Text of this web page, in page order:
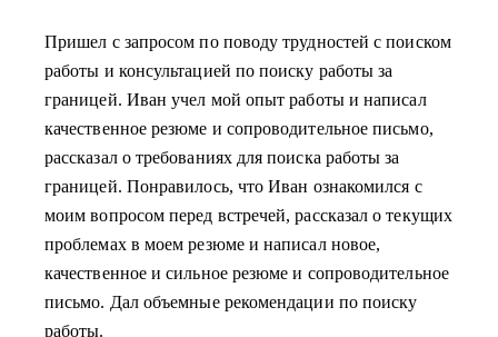
Пришел с запросом по поводу трудностей с поиском
работы и консультацией по поиску работы за
границей. Иван учел мой опыт работы и написал
качественное резюме и сопроводительное письмо,
рассказал о требованиях для поиска работы за
границей. Понравилось, что Иван ознакомился с
моим вопросом перед встречей, рассказал о текущих
проблемах в моем резюме и написал новое,
качественное и сильное резюме и сопроводительное
письмо. Дал объемные рекомендации по поиску
работы.